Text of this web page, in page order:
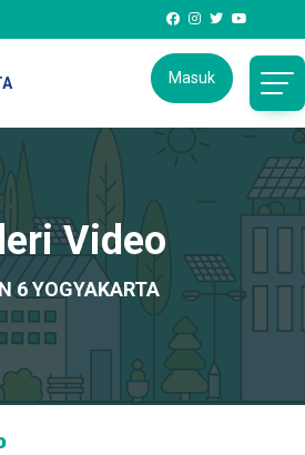
Masuk
Video
6 YOGYAKARTA